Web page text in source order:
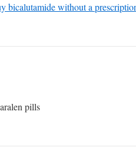
bicalutamide without a
aralen pills